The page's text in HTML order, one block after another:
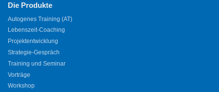
Die Produkte
Autogenes Training (AT)
Lebenszeit-Coaching
Projektentwicklung
Strategie-Gespräch
Training und Seminar
Vorträge
Workshop